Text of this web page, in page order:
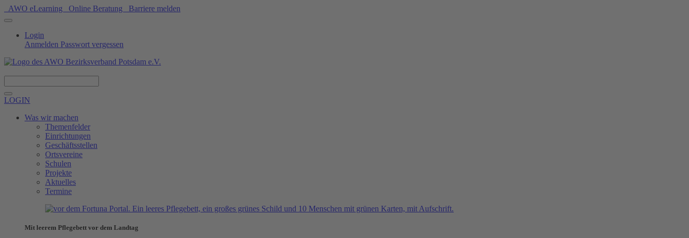
AWO eLearning Online Beratung Barriere melden
Login
Anmelden Passwort vergessen
LOGIN
Was wir machen
Themenfelder
Einrichtungen
Geschäftsstellen
Ortsvereine
Schulen
Projekte
Aktuelles
Termine
Mit leerem Pflegebett vor dem Landtag